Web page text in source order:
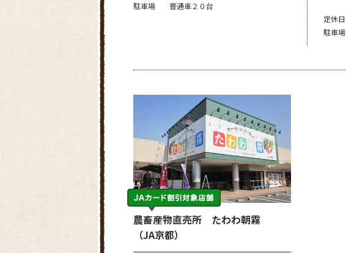
駐車場
普通車２０台
定休日
駐車場
農畜産物直売所 たわわ朝霧
（JA京都）